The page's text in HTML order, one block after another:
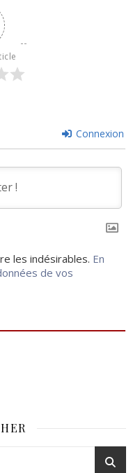
Connexion
les indésirables. En
de vos